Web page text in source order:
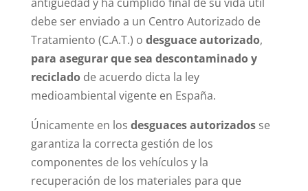
debe ser enviado a un Centro Autorizado de
Tratamiento (C.A.T.) o desguace autorizado,
para asegurar que sea descontaminado y
recicladode acuerdo dicta la ley
medioambiental vigente en España.
Únicamente en los desguaces autorizadosse
garantiza la correcta gestión de los
componentes de los vehículos y la
recuperación de los materiales para que